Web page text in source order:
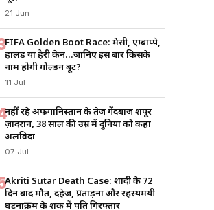
21 Jun
FIFA Golden Boot Race: मेसी, एम्बाप्पे,
हालैंड या हैरी केन…जानिए इस बार किसके
नाम होगी गोल्डन बूट?
11 Jul
नहीं रहे अफगानिस्तान के तेज गेंदबाज शपूर
ज़ादरान, 38 साल की उम्र में दुनिया को कहा
अलविदा
07 Jul
Akriti Sutar Death Case: शादी के 72
दिन बाद मौत, दहेज, प्रताड़ना और रहस्यमयी
घटनाक्रम के शक में पति गिरफ्तार